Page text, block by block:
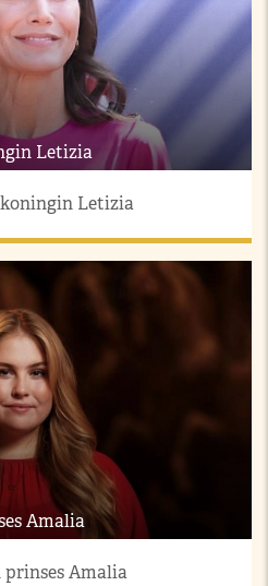
Letizia
Letizia
Amalia
prinses Amalia